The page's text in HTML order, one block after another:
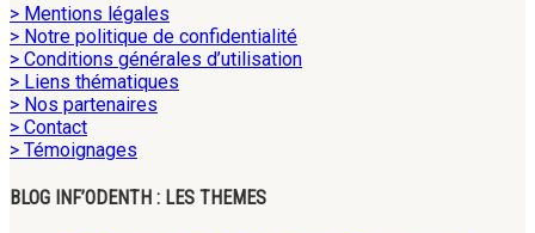
> Mentions légales
> Notre politique de confidentialité
> Conditions générales d’utilisation
> Liens thématiques
> Nos partenaires
> Contact
> Témoignages
BLOG INF’ODENTH : LES THEMES